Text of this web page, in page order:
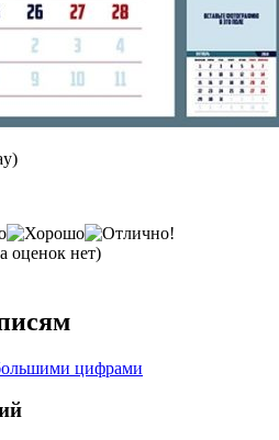
оценок нет)
цифрами